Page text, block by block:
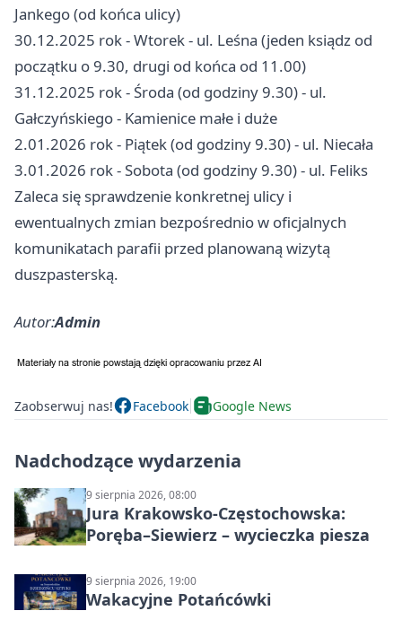
Jankego (od końca ulicy)
30.12.2025 rok - Wtorek - ul. Leśna (jeden ksiądz od
początku o 9.30, drugi od końca od 11.00)
31.12.2025 rok - Środa (od godziny 9.30) - ul.
Gałczyńskiego - Kamienice małe i duże
2.01.2026 rok - Piątek (od godziny 9.30) - ul. Niecała
3.01.2026 rok - Sobota (od godziny 9.30) - ul. Feliks
Zaleca się sprawdzenie konkretnej ulicy i
ewentualnych zmian bezpośrednio w oficjalnych
komunikatach parafii przed planowaną wizytą
duszpasterską.
Autor:Admin
Zaobserwuj nas! Facebook Google News
Nadchodzące wydarzenia
9 sierpnia 2026, 08:00
Jura Krakowsko-Częstochowska:
Poręba–Siewierz – wycieczka piesza
9 sierpnia 2026, 19:00
Wakacyjne Potańcówki